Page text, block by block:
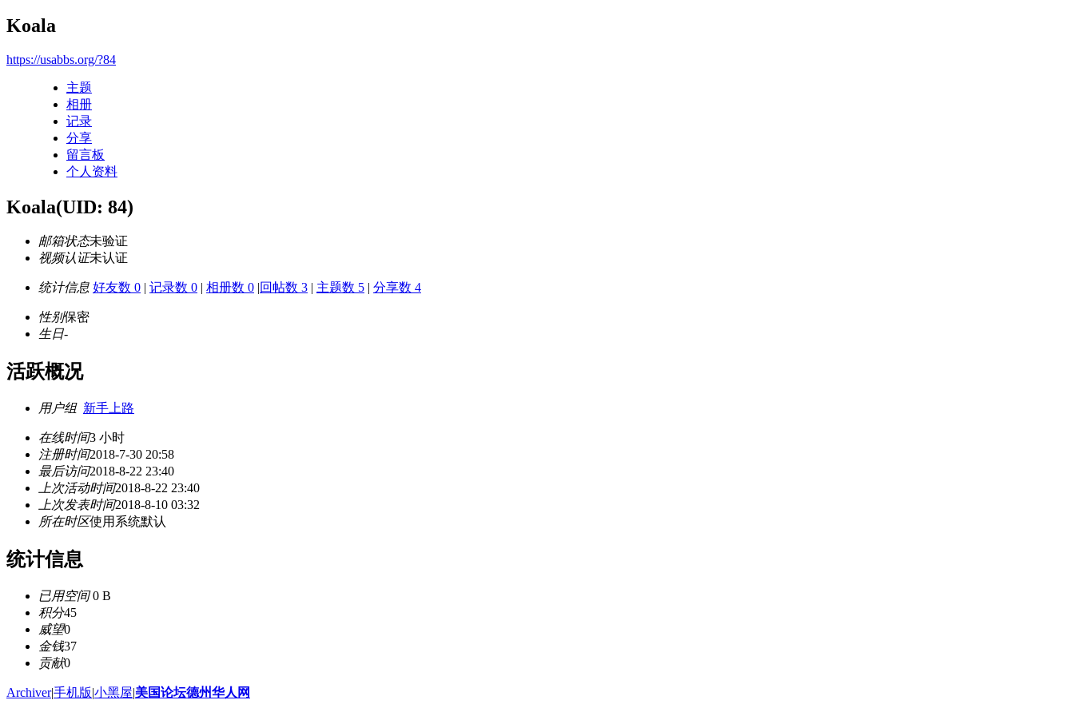
Koala
https://usabbs.org/?84
主题
相册
记录
分享
留言板
个人资料
Koala(UID: 84)
邮箱状态未验证
视频认证未认证
统计信息 好友数 0 | 记录数 0 | 相册数 0 |回帖数 3 | 主题数 5 | 分享数 4
性别保密
生日-
活跃概况
用户组 新手上路
在线时间3 小时
注册时间2018-7-30 20:58
最后访问2018-8-22 23:40
上次活动时间2018-8-22 23:40
上次发表时间2018-8-10 03:32
所在时区使用系统默认
统计信息
已用空间0 B
积分45
威望0
金钱37
贡献0
Archiver|手机版|小黑屋|美国论坛德州华人网